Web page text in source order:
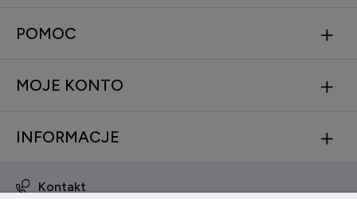
POMOC
MOJE KONTO
INFORMACJE
Kontakt